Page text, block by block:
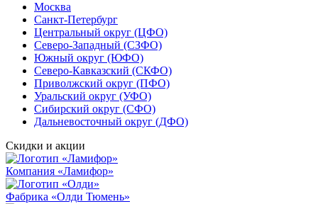
Москва
Санкт-Петербург
Центральный округ (ЦФО)
Северо-Западный (СЗФО)
Южный округ (ЮФО)
Северо-Кавказский (СКФО)
Приволжский округ (ПФО)
Уральский округ (УФО)
Сибирский округ (СФО)
Дальневосточный округ (ДФО)
Скидки и акции
Компания «Ламифор»
Фабрика «Олди Тюмень»